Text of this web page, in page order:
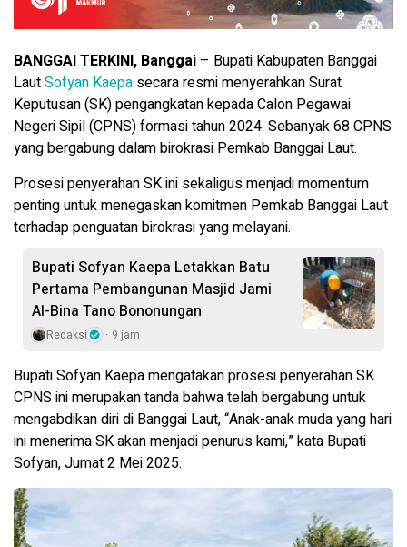
BANGGAI TERKINI, Banggai – Bupati Kabupaten Banggai
LautSofyan Kaepa secara resmi menyerahkan Surat
Keputusan (SK) pengangkatan kepada Calon Pegawai
Negeri Sipil (CPNS) formasi tahun 2024. Sebanyak 68 CPNS
yang bergabung dalam birokrasi Pemkab Banggai Laut.
Prosesi penyerahan SK ini sekaligus menjadi momentum
penting untuk menegaskan komitmen Pemkab Banggai Laut
terhadap penguatan birokrasi yang melayani.
Bupati Sofyan Kaepa Letakkan Batu
Pertama Pembangunan Masjid Jami
Al-Bina Tano Bononungan
Redaksi 9 jam
Bupati Sofyan Kaepa mengatakan prosesi penyerahan SK
CPNS ini merupakan tanda bahwa telah bergabung untuk
mengabdikan diri di Banggai Laut, “Anak-anak muda yang hari
ini menerima SK akan menjadi penurus kami,” kata Bupati
Sofyan, Jumat 2 Mei 2025.